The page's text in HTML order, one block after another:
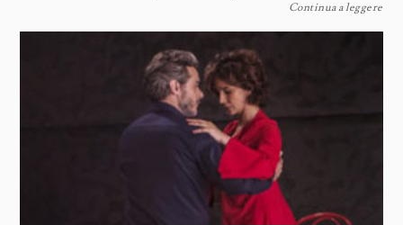
Continua a leggere